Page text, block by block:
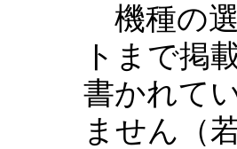
機種の
トまで掲
書かれて
ません（